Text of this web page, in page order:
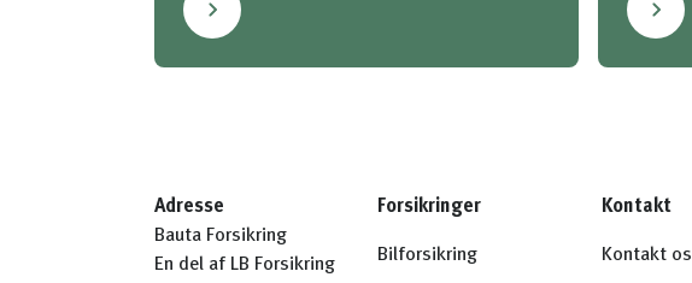
Adresse
Bauta Forsikring
En del af LB Forsikring
Forsikringer
Bilforsikring
Kontakt
Kontakt os